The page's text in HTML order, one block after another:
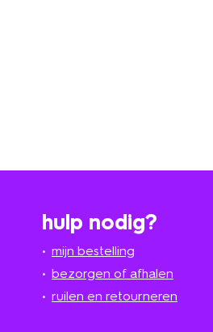
hulp nodig?
mijn bestelling
bezorgen of afhalen
ruilen en retourneren